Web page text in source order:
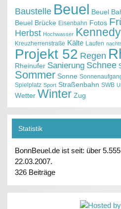
Baustelle Beuel Beuel
Beuel Brücke Eisenbahn Fotos
Herbst Hochwasser
Kreuzherrenstraße Kälte Laufen
Projekt 52 Regen
Rheinufer Sanierung Schnee
Sommer Sonne
Spielplatz Sport Straßenbahn SWB
Wetter Winter Zug
Statistik
BonnBeuel.de ist seit: über
22.03.2007.
326 Beiträge